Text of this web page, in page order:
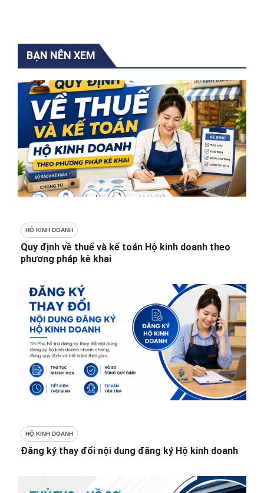
BẠN NÊN XEM
HỘ KINH DOANH
Quy định về thuế và kế toán Hộ kinh doanh theo
phương pháp kê khai
HỘ KINH DOANH
Đăng ký thay đổi nội dung đăng ký Hộ kinh doanh